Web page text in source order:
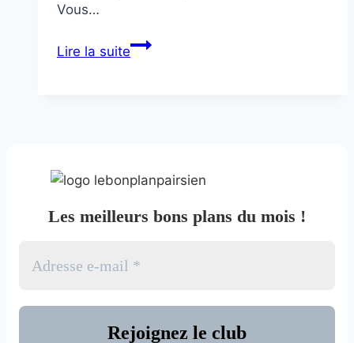
Vous…
Lire la suiteLe
Les meilleurs bons plans du mois !